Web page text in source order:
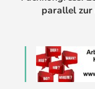
parallel zur